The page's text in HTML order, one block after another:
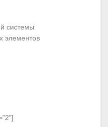
системы
элементов